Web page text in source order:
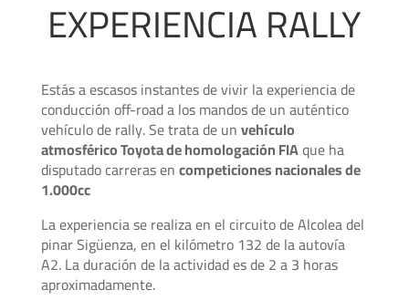
EXPERIENCIA RALLY
Estás a escasos instantes de vivir la experiencia de
conducción off-road a los mandos de un auténtico
vehículo de rally. Se trata de unvehículo
atmosférico Toyota de homologación FIAque ha
disputado carreras encompeticiones nacionales de
1.000cc
La experiencia se realiza en el circuito de Alcolea del
pinar Sigüenza, en el kilómetro 132 de la autovía
A2. La duración de la actividad es de 2 a 3 horas
aproximadamente.